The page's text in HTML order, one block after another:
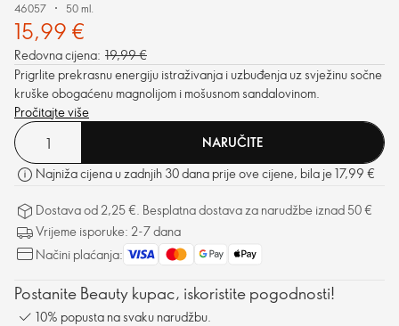
46057 50 ml.
15,99 €
Redovna cijena: 19,99 €
Prigrlite prekrasnu energiju istraživanja i uzbuđenja uz svježinu sočne
kruške obogaćenu magnolijom i mošusnom sandalovinom.
Pročitajte više
NARUČITE
Najniža cijena u zadnjih 30 dana prije ove cijene, bila je 17,99 €
Dostava od 2,25 €. Besplatna dostava za narudžbe iznad 50 €
Vrijeme isporuke: 2-7 dana
Načini plaćanja:
Postanite Beauty kupac, iskoristite pogodnosti!
10% popusta na svaku narudžbu.